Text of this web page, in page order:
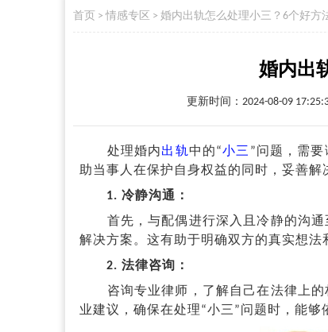
首页 > 情感专区 > 婚内出轨怎么处理小三？6个好方
婚内出
更新时间：2024-08-09
处理婚内 出轨中的“小三 ”问题，需
助当事人在保护自身权益的同时，妥善解
1. 冷静沟通：
首先，与配偶进行深入且冷静的沟通
解决方案。这有助于明确双方的真实想法
2. 法律咨询：
咨询专业律师，了解自己在法律上的
业建议，确保在处理“小三”问题时，能够